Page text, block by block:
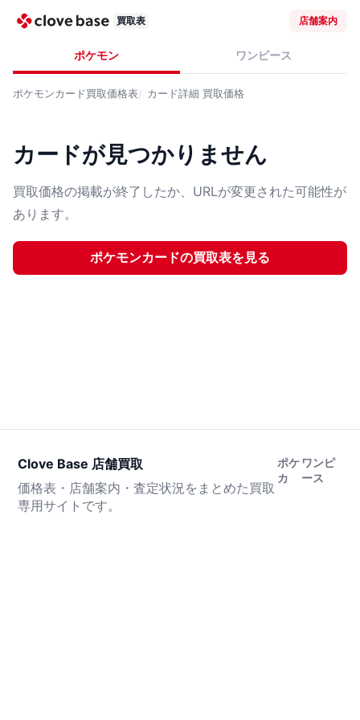
買取表 店舗案内
ポケモン ワンピース
ポケモンカード買取価格表 カード詳細 買取価格
カードが見つかりません
買取価格の掲載が終了したか、URLが変更された可能性が
あります。
ポケモンカードの買取表を見る
Clove Base 店舗買取
価格表・店舗案内・査定状況をまとめた買取
専用サイトです。
ポケ
カ
ワンピ
ース